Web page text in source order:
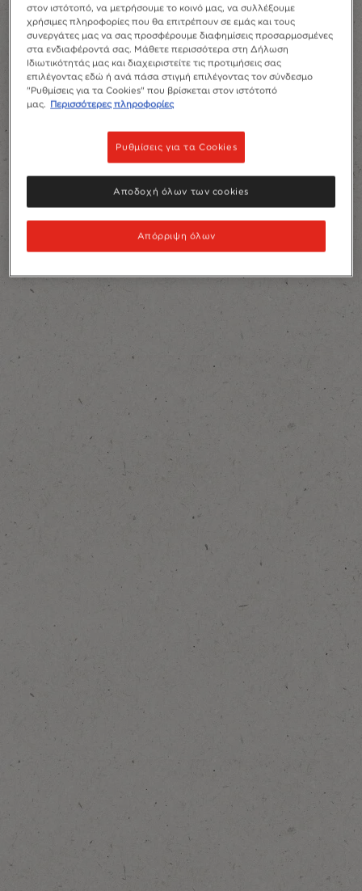
στον ιστότοπό, να μετρήσουμε το κοινό μας, να συλλέξουμε
χρήσιμες πληροφορίες που θα επιτρέπουν σε εμάς και τους
συνεργάτες μας να σας προσφέρουμε διαφημίσεις προσαρμοσμένες
στα ενδιαφέροντά σας. Μάθετε περισσότερα στη Δήλωση
Ιδιωτικότητάς μας και διαχειριστείτε τις προτιμήσεις σας
επιλέγοντας εδώ ή ανά πάσα στιγμή επιλέγοντας τον σύνδεσμο
"Ρυθμίσεις για τα Cookies" που βρίσκεται στον ιστότοπό
μας. Περισσότερες πληροφορίες
Ρυθμίσεις για τα Cookies
Απόρριψη όλων
Αποδοχή όλων των cookies